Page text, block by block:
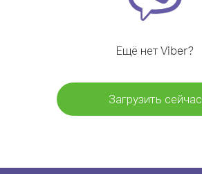
Ещё нет Viber?
Загрузить сейчас